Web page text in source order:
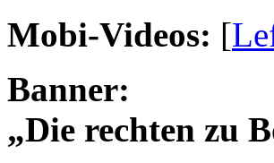
Mobi-Videos: [
Banner:
„Die rechten zu